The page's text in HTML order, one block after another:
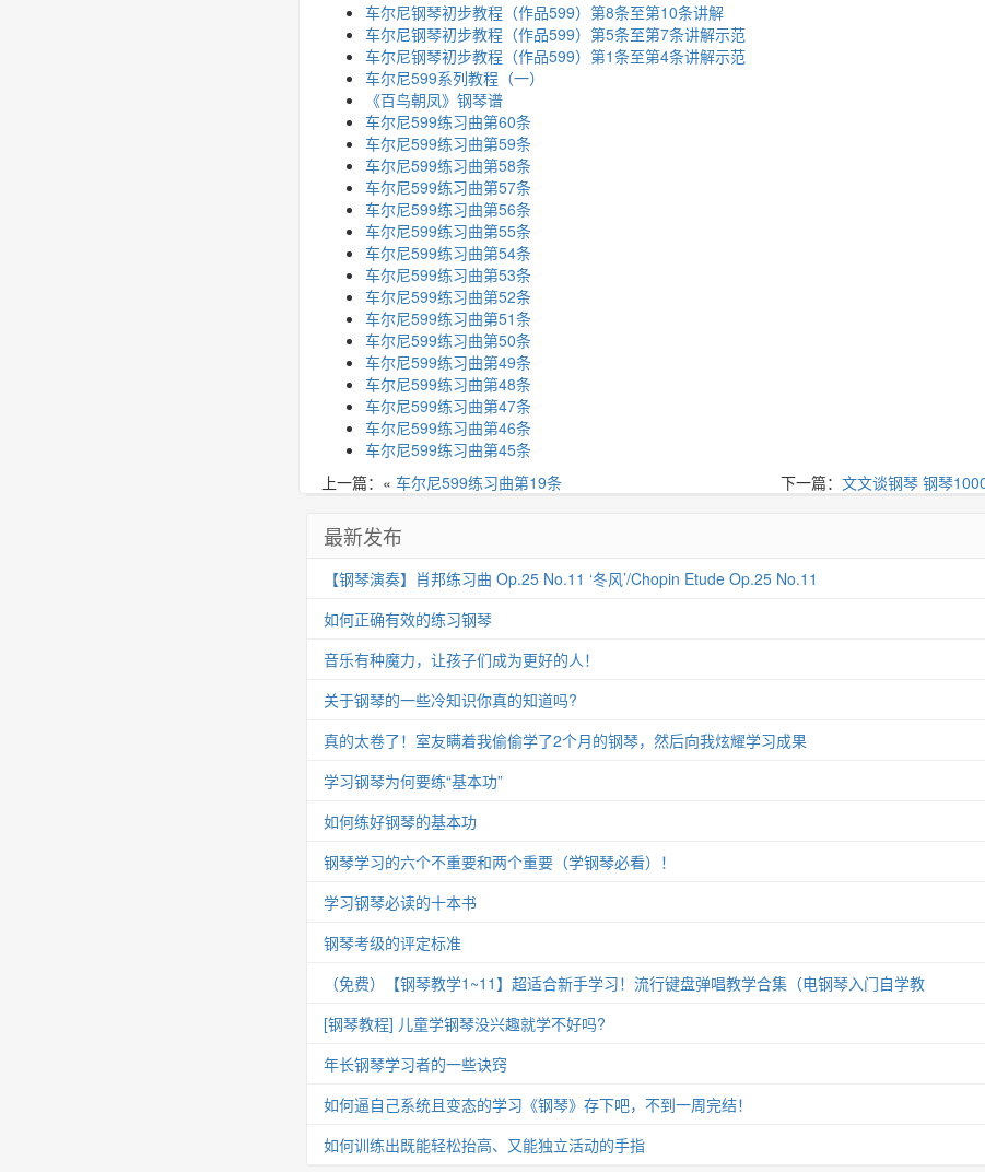
车尔尼钢琴初步教程（作品599）第8条至第10条讲解
车尔尼钢琴初步教程（作品599）第5条至第7条讲解示范
车尔尼钢琴初步教程（作品599）第1条至第4条讲解示范
车尔尼599系列教程（一）
《百鸟朝凤》钢琴谱
车尔尼599练习曲第60条
车尔尼599练习曲第59条
车尔尼599练习曲第58条
车尔尼599练习曲第57条
车尔尼599练习曲第56条
车尔尼599练习曲第55条
车尔尼599练习曲第54条
车尔尼599练习曲第53条
车尔尼599练习曲第52条
车尔尼599练习曲第51条
车尔尼599练习曲第50条
车尔尼599练习曲第49条
车尔尼599练习曲第48条
车尔尼599练习曲第47条
车尔尼599练习曲第46条
车尔尼599练习曲第45条
下一篇： 文文谈钢琴 钢琴
上一篇：« 车尔尼599练习曲第19条
最新发布
【钢琴演奏】肖邦练习曲 Op.25 No.11 ‘冬风’/Chopin Etude Op.25 No.11
如何正确有效的练习钢琴
音乐有种魔力，让孩子们成为更好的人！
关于钢琴的一些冷知识你真的知道吗?
真的太卷了！室友瞒着我偷偷学了2个月的钢琴，然后向我炫耀学习成果
学习钢琴为何要练“基本功”
如何练好钢琴的基本功
钢琴学习的六个不重要和两个重要（学钢琴必看）！
学习钢琴必读的十本书
钢琴考级的评定标准
（免费）【钢琴教学1~11】超适合新手学习！流行键盘弹唱教学合集（电钢琴入门自学教
[钢琴教程] 儿童学钢琴没兴趣就学不好吗?
年长钢琴学习者的一些诀窍
如何逼自己系统且变态的学习《钢琴》存下吧，不到一周完结！
如何训练出既能轻松抬高、又能独立活动的手指